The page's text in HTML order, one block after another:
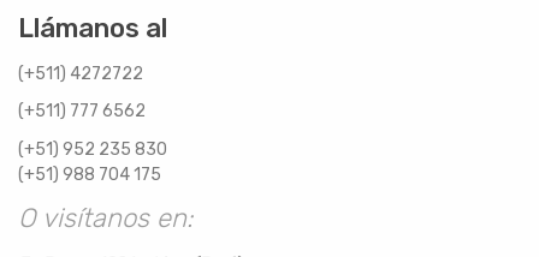
Llámanos al
(+511) 4272722
(+511) 777 6562
(+51) 952 235 830
(+51) 988 704 175
O visítanos en: